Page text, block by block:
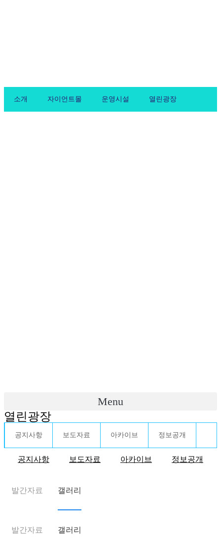
소개 자이언트몰 운영시설 열린광장
Menu
열린광장
공지사항 보도자료 아카이브 정보공개
공지사항 보도자료 아카이브 정보공개
발간자료 갤러리
발간자료 갤러리